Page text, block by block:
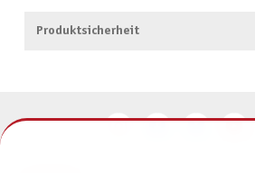
Produktsicherheit